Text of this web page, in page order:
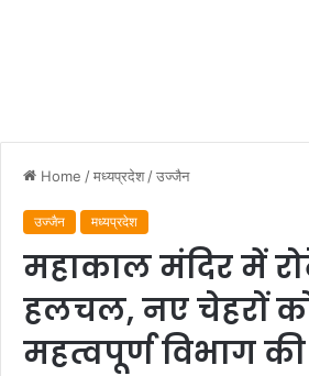
Home /मध्यप्रदेश /उज्जैन
उज्जैन मध्यप्रदेश
महाकाल मंदिर में
हलचल, नए चेहरों
महत्वपूर्ण विभाग